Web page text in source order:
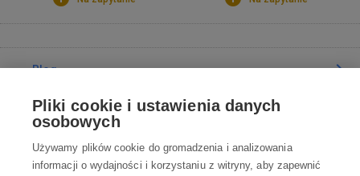
Blog
Poradnia
Wszystko o zakupach
Pliki cookie i ustawienia danych
osobowych
Używamy plików cookie do gromadzenia i analizowania
informacji o wydajności i korzystaniu z witryny, aby zapewnić